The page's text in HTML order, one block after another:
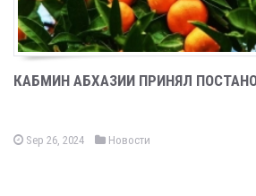
КАБМИН АБХАЗИИ ПРИНЯЛ
Sep 26, 2024 Новости